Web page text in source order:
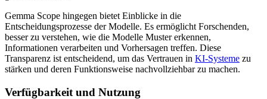
Gemma Scope hingegen bietet Einblicke in die
Entscheidungsprozesse der Modelle. Es ermöglicht Forschenden,
besser zu verstehen, wie die Modelle Muster erkennen,
Informationen verarbeiten und Vorhersagen treffen. Diese
Transparenz ist entscheidend, um das Vertrauen in KI-Systeme zu
stärken und deren Funktionsweise nachvollziehbar zu machen.
Verfügbarkeit und Nutzung